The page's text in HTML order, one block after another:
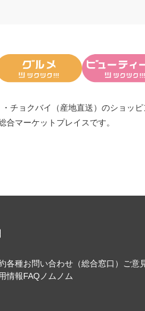
・ チョクバイ（産地直送） のショッピ
合マーケットプレイスです。
各種お問い合わせ（総合窓口） ご意
情報FAQノムノム